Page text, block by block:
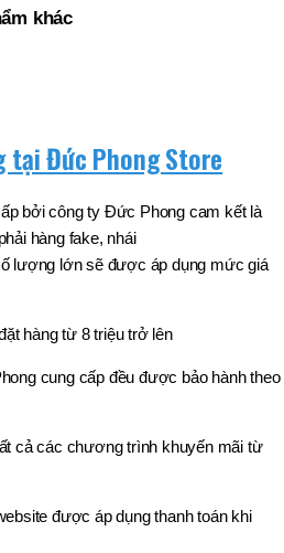
khác
tại Đức Phong Store
bởi công ty Đức Phong cam kết là
hàng fake, nhái
lượng lớn sẽ được áp dụng mức giá
hàng từ 8 triệu trở lên
cung cấp đều được bảo hành theo
cả các chương trình khuyến mãi từ
được áp dụng thanh toán khi